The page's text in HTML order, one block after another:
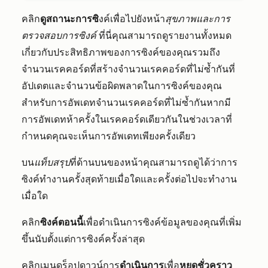
คลิกดูสถานะการซิงค์เพื่อไปยังหน้าสุขภาพและการ
ตรวจสอบการซิงค์ที่นี่คุณสามารถดูรายงานทั้งหมด
เกี่ยวกับประสิทธิภาพของการซิงค์ของคุณรวมถึง
จำนวนเรคคอร์ดที่สร้างจำนวนเรคคอร์ดที่ไม่ซ้ำกันที่
อัปเดตและจำนวนข้อผิดพลาดในการซิงค์ของคุณ
สำหรับการอัพเดทจำนวนเรคคอร์ดที่ไม่ซ้ำกันหากมี
การอัพเดทห้าครั้งในเรคคอร์ดเดียวกันในช่วงเวลาที่
กำหนดคุณจะเห็นการอัพเดทเพียงครั้งเดียว
บนแท็บสรุปที่ด้านบนของหน้าคุณสามารถดูได้ว่าการ
ซิงค์ทำงานครั้งสุดท้ายเมื่อใดและครั้งต่อไปจะทำงาน
เมื่อใด
คลิกซิงค์ตอนนี้เพื่อดำเนินการซิงค์ข้อมูลของคุณที่เพิ่ม
ขึ้นนับตั้งแต่การซิงค์ครั้งล่าสุด
คลิกเมนูดร็อปดาวน์การดำเนินการเพื่อหยุดชั่วคราว